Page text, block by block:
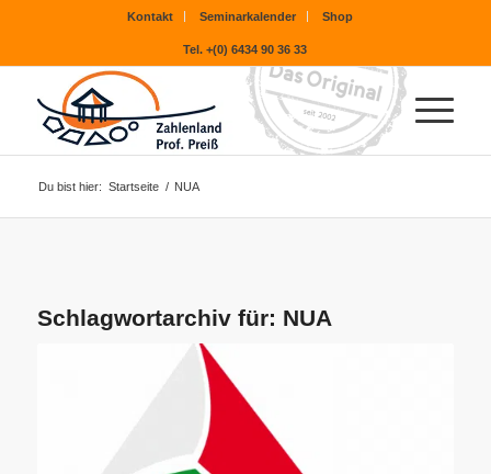
Kontakt Seminarkalender Shop
Tel. +(0) 6434 90 36 33
Du bist hier: Startseite / NUA
Schlagwortarchiv für: NUA